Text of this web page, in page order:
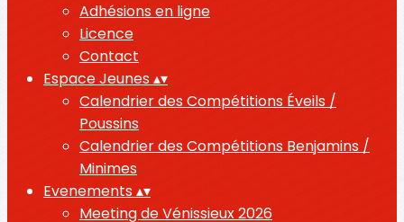
Adhésions en ligne
Licence
Contact
Espace Jeunes▴▾
Calendrier des Compétitions Éveils /
Poussins
Calendrier des Compétitions Benjamins /
Minimes
Evenements▴▾
Meeting de Vénissieux 2026